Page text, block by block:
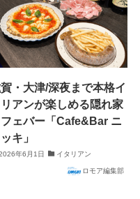
・大津/深夜まで本格イ
アンが楽しめる隠れ家
フェバー「Cafe&Bar ニ
キ」
年6月1日 イタリアン
ロモア編集部